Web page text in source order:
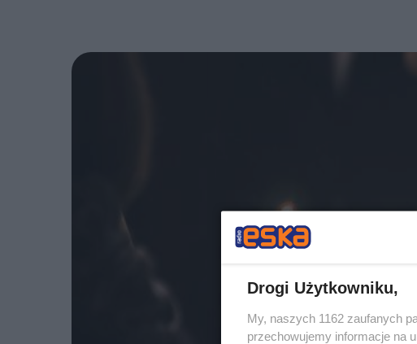
Drogi Użytkowniku,
My, naszych 1162 zaufanych
przechowujemy informacje na